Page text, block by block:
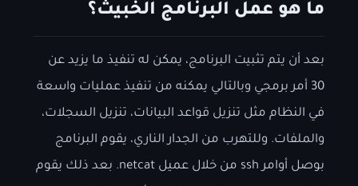
ما هو عمل البرنامج الخبيث؟
بعد أن يتم تثبيت البرنامج، يمكن له تنفيذ ما يزيد عن
30 أمر برمجي وبالتالي يمكنه من تنفيذ عمليات واسعة
في النظام مثل تنزيل قواعد البيانات، تنزيل السجلات،
والملفات. وللتهرب من الجدار الناري، يقوم البرنامج
بوصل أوامر ssh من خلال عميل netcat. بعد ذلك يقوم